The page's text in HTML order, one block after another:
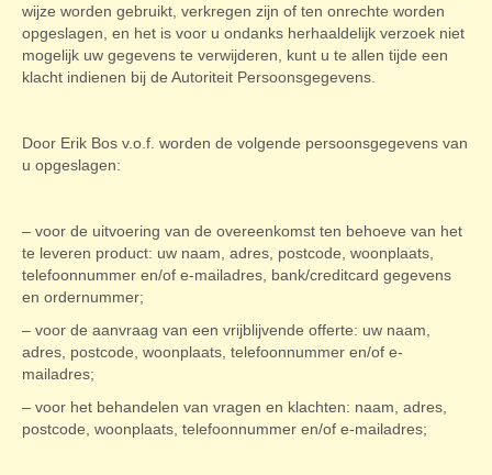
wijze worden gebruikt, verkregen zijn of ten onrechte worden
opgeslagen, en het is voor u ondanks herhaaldelijk verzoek niet
mogelijk uw gegevens te verwijderen, kunt u te allen tijde een
klacht indienen bij de Autoriteit Persoonsgegevens.
Door Erik Bos v.o.f. worden de volgende persoonsgegevens van
u opgeslagen:
– voor de uitvoering van de overeenkomst ten behoeve van het
te leveren product: uw naam, adres, postcode, woonplaats,
telefoonnummer en/of e-mailadres, bank/creditcard gegevens
en ordernummer;
– voor de aanvraag van een vrijblijvende offerte: uw naam,
adres, postcode, woonplaats, telefoonnummer en/of e-
mailadres;
– voor het behandelen van vragen en klachten: naam, adres,
postcode, woonplaats, telefoonnummer en/of e-mailadres;